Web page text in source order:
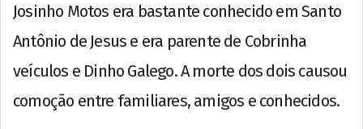
Josinho Motos era bastante conhecido em Santo
Antônio de Jesus e era parente de Cobrinha
veículos e Dinho Galego. A morte dos dois causou
comoção entre familiares, amigos e conhecidos.